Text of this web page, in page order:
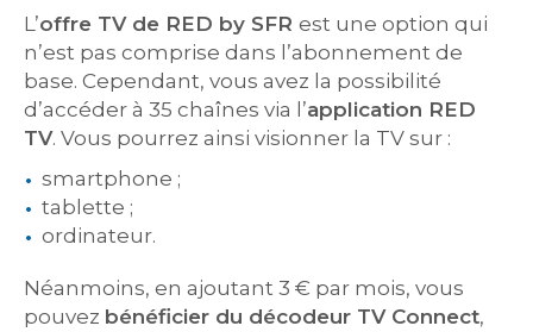
L’offre TV de RED by SFR est une option qui
n’est pas comprise dans l’abonnement de
base. Cependant, vous avez la possibilité
d’accéder à 35 chaînes via l’application RED
TV. Vous pourrez ainsi visionner la TV sur :
smartphone ;
tablette ;
ordinateur.
Néanmoins, en ajoutant 3 € par mois, vous
pouvez bénéficier du décodeur TV Connect,